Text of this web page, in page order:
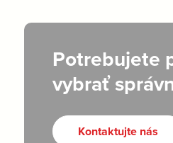
Potrebujete
vybrať
Kontaktujte nás